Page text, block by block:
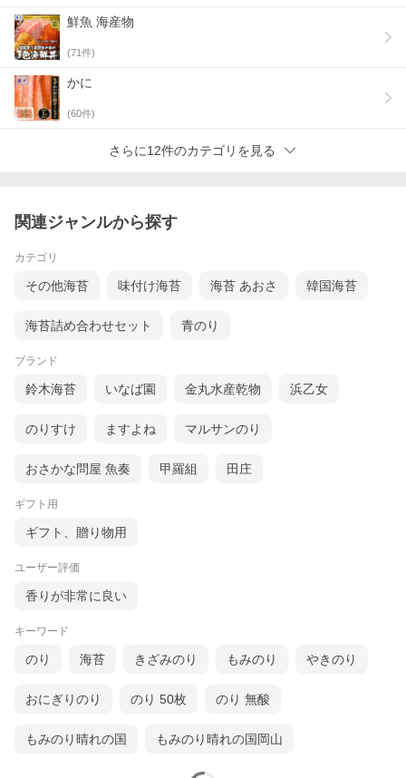
鮮魚 海産物
(71件)
かに
(60件)
さらに12件のカテゴリを見る
関連ジャンルから探す
カテゴリ
その他海苔 味付け海苔 海苔 あおさ 韓国海苔
海苔詰め合わせセット 青のり
ブランド
鈴木海苔 いなば園 金丸水産乾物 浜乙女
のりすけ ますよね マルサンのり
おさかな問屋 魚奏 甲羅組 田庄
ギフト用
ギフト、贈り物用
ユーザー評価
香りが非常に良い
キーワード
のり 海苔 きざみのり もみのり やきのり
おにぎりのり のり 50枚 のり 無酸
もみのり晴れの国 もみのり晴れの国岡山